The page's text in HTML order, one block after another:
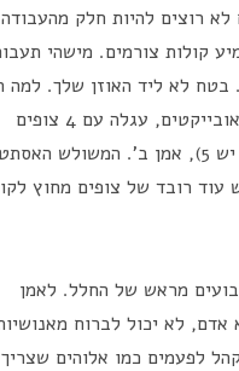
רוצים להיות חלק
קולות צורמים. מישהי
לא ליד האוזן שלך. למה
עושה את זה. הוא סובל? הוא מטריד. בסוף זה מסתדר בקו ישר: אמן, אובייקטים, עגלה עם 4 צופים
(שניים עומדים ושתיים יושבות, הן לא עמדו בזה, בתמונה שתראו כאן יש 5), אמן ב'. המשולש
ליצירה אחת. יש עוד רובד של צופים מחוץ
מראש של החלל. לאמן
לא יכול לברוח
לפעמים כמו אלוהים שצריך